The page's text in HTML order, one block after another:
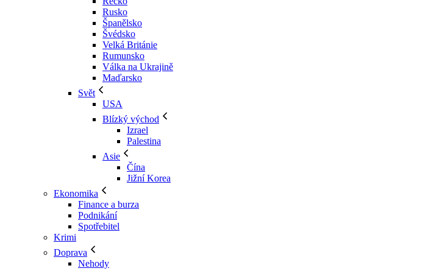
Rusko
Španělsko
Švédsko
Velká Británie
Rumunsko
Válka na Ukrajině
Maďarsko
Svět
USA
Blízký východ
Izrael
Palestina
Asie
Čína
Jižní Korea
Ekonomika
Finance a burza
Podnikání
Spotřebitel
Krimi
Doprava
Nehody